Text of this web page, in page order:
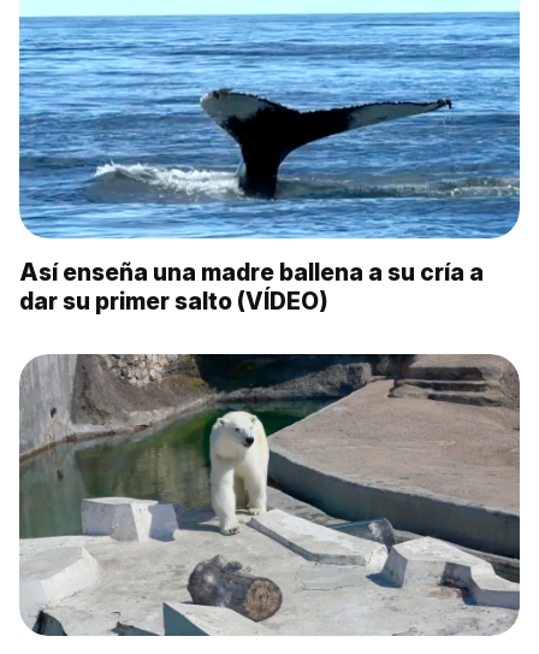
Así enseña una madre ballena a su cría a
dar su primer salto (VÍDEO)